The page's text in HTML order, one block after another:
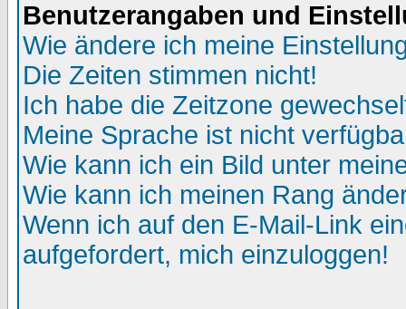
Benutzerangaben und
Wie ändere ich meine
Die Zeiten stimmen nicht!
Ich habe die Zeitzone
Meine Sprache ist nicht
Wie kann ich ein Bild unter
Wie kann ich meinen Rang
Wenn ich auf den E-Mail-Link
aufgefordert, mich einzuloggen!